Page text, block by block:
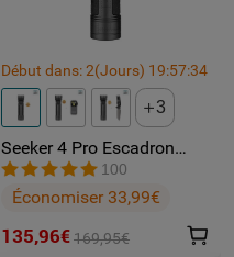
Début dans:2(Jours) 19:57:34
3
Seeker 4 Pro Escadron
Fantôme lampe toeche
puissante
100
Économiser 33,99€
135,96€169,95€